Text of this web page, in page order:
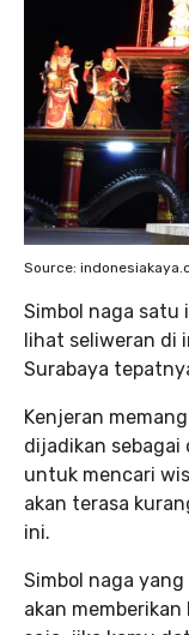
Source:
Simbol naga satu
lihat seliweran di
Surabaya
Kenjeran
dijadikan sebagai
untuk mencari
akan terasa
ini.
Simbol naga
akan